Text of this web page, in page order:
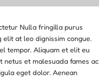
Nulla fringilla purus
at leo dignissim congue.
tempor. Aliquam et elit eu
netus et malesuada fames ac
eget dolor. Aenean